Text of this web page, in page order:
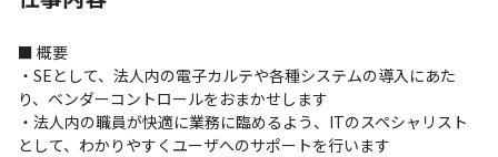
■ 概要
・SEとして、法人内の電子カルテや各種システムの導入にあた
り、ベンダーコントロールをおまかせします
・法人内の職員が快適に業務に臨めるよう、ITのスペシャリスト
として、わかりやすくユーザへのサポートを行います